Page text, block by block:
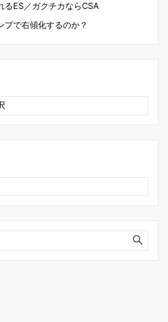
るES／ガクチカならCSA
プで右傾化するのか？